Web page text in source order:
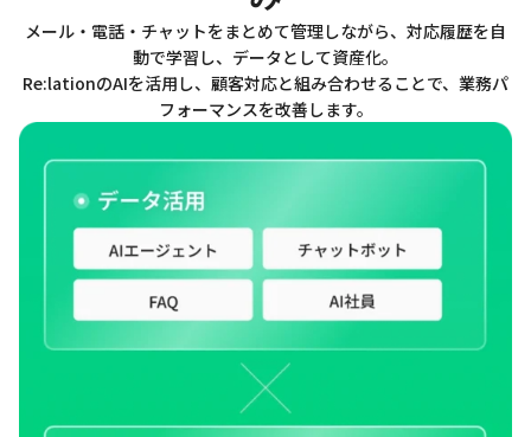
メール・電話・チャットをまとめて管理しながら、対応履歴を自
動で学習し、データとして資産化。
Re:lationのAIを活用し、顧客対応と組み合わせることで、業務パ
フォーマンスを改善します。